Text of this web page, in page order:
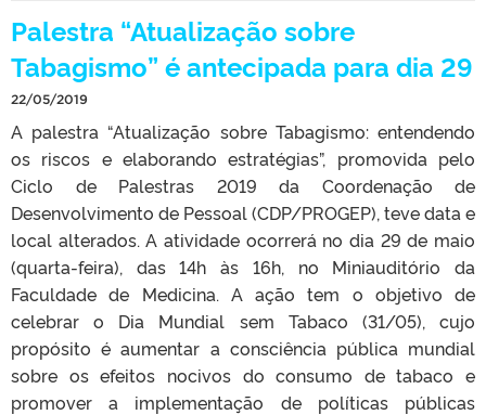
Palestra “Atualização sobre
Tabagismo” é antecipada para dia 29
22/05/2019
A palestra “Atualização sobre Tabagismo: entendendo
os riscos e elaborando estratégias”, promovida pelo
Ciclo de Palestras 2019 da Coordenação de
Desenvolvimento de Pessoal (CDP/PROGEP), teve data e
local alterados. A atividade ocorrerá no dia 29 de maio
(quarta-feira), das 14h às 16h, no Miniauditório da
Faculdade de Medicina. A ação tem o objetivo de
celebrar o Dia Mundial sem Tabaco (31/05), cujo
propósito é aumentar a consciência pública mundial
sobre os efeitos nocivos do consumo de tabaco e
promover a implementação de políticas públicas